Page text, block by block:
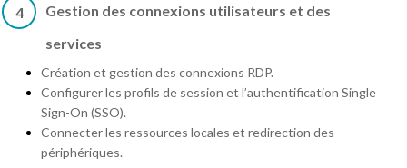
4
Gestion des connexions utilisateurs et des
services
Création et gestion des connexions RDP.
Configurer les profils de session et l’authentification Single
Sign-On (SSO).
Connecter les ressources locales et redirection des
périphériques.